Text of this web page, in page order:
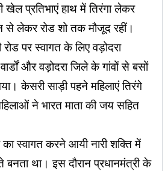
खेल प्रतिभाएं हाथ में तिरंगा लेकर
लेकर रोड शो तक मौजूद रहीं।
पर स्वागत के लिए वड़ोदरा
और वड़ोदरा जिले के गांवों से बसों
केसरी साड़ी पहने महिलाएं तिरंगे
ने भारत माता की जय सहित
का स्वागत करने आयी नारी शक्ति में
था। इस दौरान प्रधानमंत्री के